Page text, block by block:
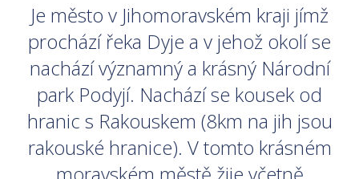
Je město v Jihomoravském kraji jímž
prochází řeka Dyje a v jehož okolí se
nachází významný a krásný Národní
park Podyjí. Nachází se kousek od
hranic s Rakouskem (8km na jih jsou
rakouské hranice). V tomto krásném